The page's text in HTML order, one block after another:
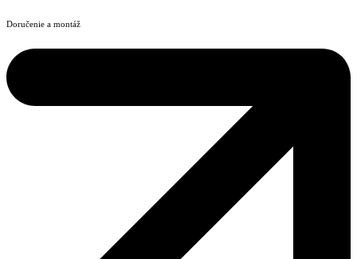
Doručenie a montáž